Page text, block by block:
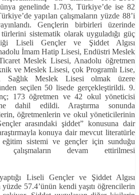
genelinde 1.703, Türkiye’de ise 82
yapılan çalışmaların yüzde 88’i
Gençlerin birbirleri üzerinde
sistematik olarak uyguladığı güç
Liseli Gençler ve Şiddet Algısı
İmam Hatip Lisesi, Endüstri Meslek
Meslek Lisesi, Anadolu öğretmen
ve Meslek Lisesi, çok Programlı Lise,
Sağlık Meslek Lisesi olmak üzere
seçilen 50 lisede gerçekleştirildi. 9.
173 öğretmen ve 42 okul yöneticisi
dahil edildi. Araştırma sonunda
öğretmenlerin ve okul yöneticilerinin
arasındaki şiddet” konusuna dair
konuya dair mevcut literatürle
eğitim sistemi ve gençler için sunduğu
çalışmaların devam ettirilmesi
Liseli Gençler ve Şiddet Algısı
yüzde 57.4’ünün kendi yaşıtı öğrencilerin